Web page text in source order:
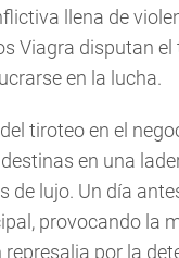
llena de
Viagra disputan
en la lucha.
tiroteo en el
en una
de lujo. Un día
provocando la
represalia por la